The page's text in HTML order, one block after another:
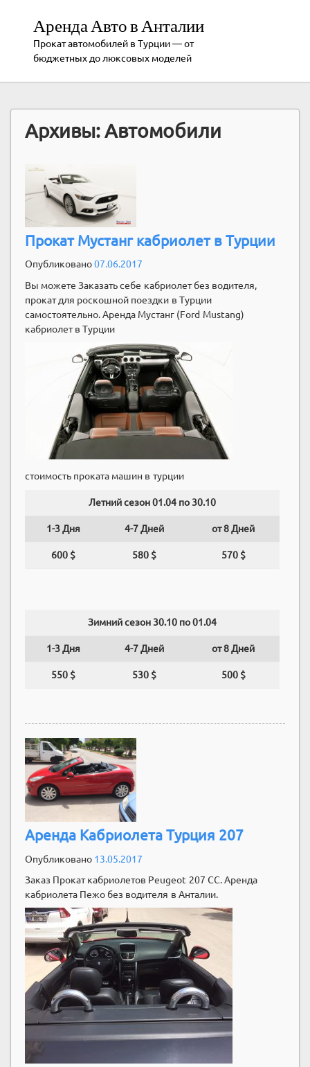
Аренда Авто в Анталии
Прокат автомобилей в Турции — от
бюджетных до люксовых моделей
Архивы:Автомобили
Прокат Мустанг кабриолет в Турции
Опубликовано07.06.2017
Вы можете Заказать себе кабриолет без водителя,
прокат для роскошной поездки в Турции
самостоятельно. Аренда Мустанг (Ford Mustang)
кабриолет в Турции
стоимость проката машин в турции
Летний сезон 01.04 по 30.10
1-3 Дня 4-7 Дней от 8 Дней
600 $ 580 $ 570 $
Зимний сезон 30.10 по 01.04
1-3 Дня 4-7 Дней от 8 Дней
550 $ 530 $ 500 $
Аренда Кабриолета Турция 207
Опубликовано 13.05.2017
Заказ Прокат кабриолетов Peugeot 207 CC. Аренда
кабриолета Пежо без водителя в Анталии.